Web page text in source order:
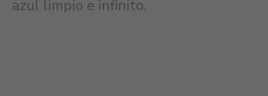
azul limpio e infinito.